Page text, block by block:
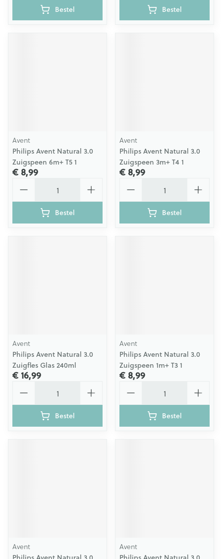
Bestel Bestel
Avent
Philips Avent Natural 3.0
Zuigspeen 6m+ T5 1
€ 8,99
Bestel
Avent
Philips Avent Natural 3.0
Zuigspeen 3m+ T4 1
€ 8,99
Bestel
Avent
Philips Avent Natural 3.0
Zuigfles Glas 240ml
€ 16,99
Bestel
Avent
Philips Avent Natural 3.0
Zuigspeen 1m+ T3 1
€ 8,99
Bestel
Avent Avent